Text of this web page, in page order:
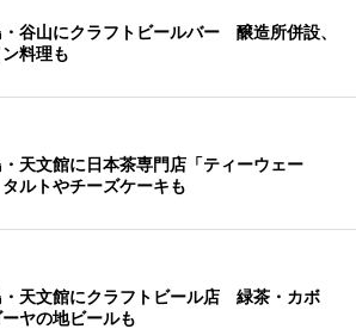
・谷山にクラフトビールバー 醸造所併設、
料理も
・天文館に日本茶専門店「ティーウェー
ルトやチーズケーキも
・天文館にクラフトビール店 緑茶・カボ
ヤの地ビールも